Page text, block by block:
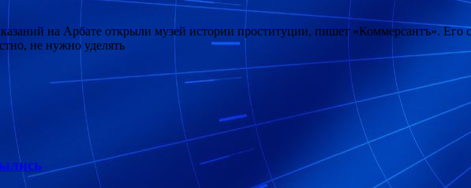
на Арбате открыли музей истории проституции, пишет «Коммерсантъ».
не нужно уделять